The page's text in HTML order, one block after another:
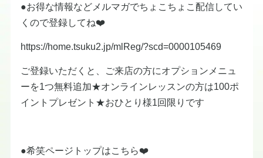
●お得な情報などメルマガでちょこちょこ配信してい
くので登録してね❤️
https://home.tsuku2.jp/mlReg/?scd=0000105469
ご登録いただくと、ご来店の方にオプションメニュ
ーを1つ無料追加★オンラインレッスンの方は100ポ
イントプレゼント★おひとり様1回限りです
●希笑ページトップはこちら❤️